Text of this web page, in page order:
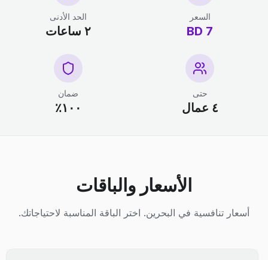
السعر
7 BD
الحد الأدنى
٢ ساعات
حتى
٤ عمال
ضمان
١٠٠٪
الأسعار والباقات
أسعار تنافسية في البحرين. اختر الباقة المناسبة لاحتياجاتك.